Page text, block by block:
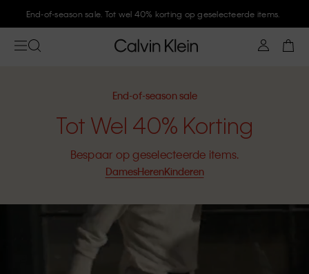
Meld je aan bij Calvin Klein en krijg 10% korting
End-of-season sale
Tot Wel 40% Korting
Bespaar op geselecteerde items.
DamesHerenKinderen